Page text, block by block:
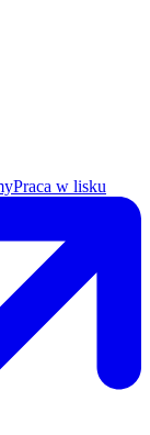
Praca w lisku